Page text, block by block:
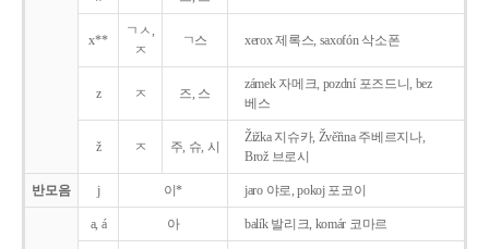
x**
ㄱㅅ,
ㅈ
ㄱ스 xerox 제록스, saxofón 삭소폰
z ㅈ 즈, 스
zámek 자메크, pozdní 포즈드니, bez
베스
ž ㅈ 주, 슈, 시
Žižka 지슈카, Žvěřina 주베르지나,
Brož 브로시
반모음 j 이* jaro 야로, pokoj 포코이
a, á 아 balík 발리크, komár 코마르